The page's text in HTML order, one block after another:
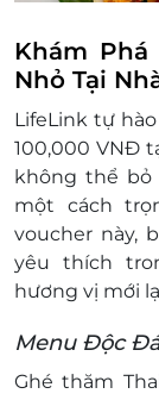
112
Nội
473
Hồ
Lô
GS
Mỗ
Lô
Khám Phá
Nhỏ Tại
LifeLink tự
100,000 VNĐ
không thể bỏ
một cách
voucher này,
yêu thích
hương vị mới
Menu Độc
Ghé thăm